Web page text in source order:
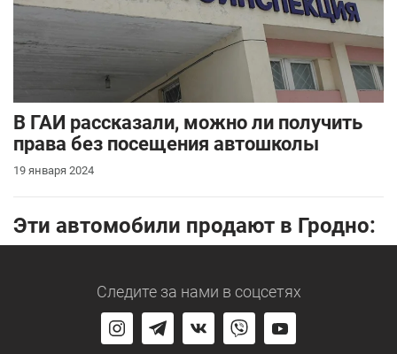
В ГАИ рассказали, можно ли получить
права без посещения автошколы
19 января 2024
Эти автомобили продают в Гродно:
Следите за нами в соцсетях